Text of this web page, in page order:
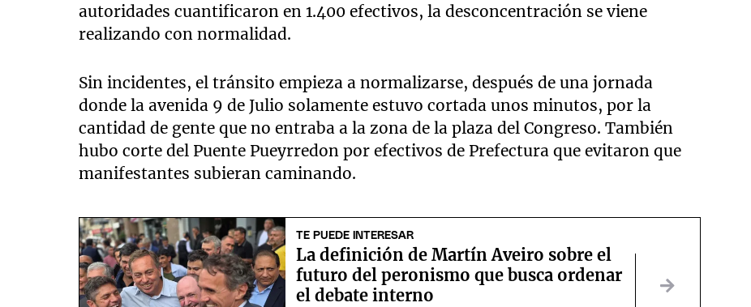
autoridades cuantificaron en 1.400 efectivos, la desconcentración se viene
realizando con normalidad.
Sin incidentes, el tránsito empieza a normalizarse, después de una jornada
donde la avenida 9 de Julio solamente estuvo cortada unos minutos, por la
cantidad de gente que no entraba a la zona de la plaza del Congreso. También
hubo corte del Puente Pueyrredon por efectivos de Prefectura que evitaron que
manifestantes subieran caminando.
TE PUEDE INTERESAR
La definición de Martín Aveiro sobre el
futuro del peronismo que busca ordenar
el debate interno